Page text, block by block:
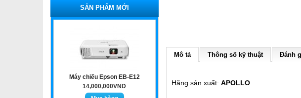
SẢN PHẨM MỚI
Máy chiếu Epson EB-E12
14,000,000VND
Mô tả Thông số kỹ thuật Đánh
Hãng sản xuất: APOLLO